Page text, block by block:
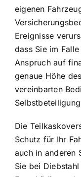
eigenen
Ereignisse
dass Sie im
Anspruch auf
genaue Höhe
vereinbarten
Die
Schutz für Ihr
auch in anderen
Sie bei